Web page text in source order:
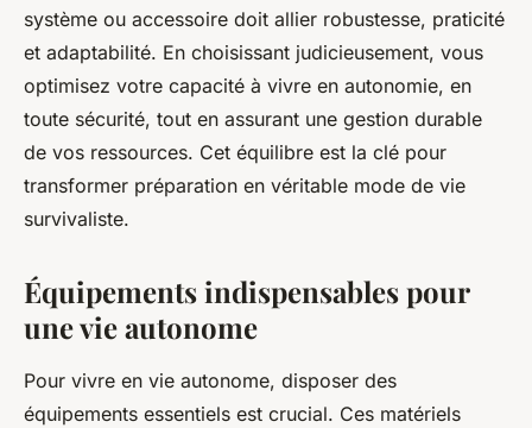
système ou accessoire doit allier robustesse, praticité
et adaptabilité. En choisissant judicieusement, vous
optimisez votre capacité à vivre en autonomie, en
toute sécurité, tout en assurant une gestion durable
de vos ressources. Cet équilibre est la clé pour
transformer préparation en véritable mode de vie
survivaliste.
Équipements indispensables pour
une vie autonome
Pour vivre en vie autonome, disposer des
équipements essentiels est crucial. Ces matériels